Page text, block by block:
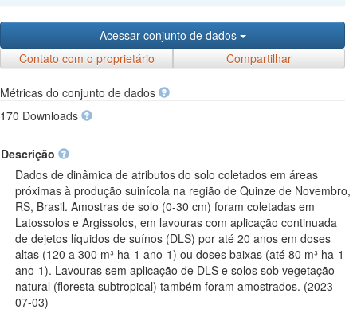
Acessar conjunto de dados
Contato com o proprietário
Compartilhar
Métricas do conjunto de dados
170 Downloads
Descrição
Dados de dinâmica de atributos do solo coletados em áreas
próximas à produção suinícola na região de Quinze de Novembro,
RS, Brasil. Amostras de solo (0-30 cm) foram coletadas em
Latossolos e Argissolos, em lavouras com aplicação continuada
de dejetos líquidos de suínos (DLS) por até 20 anos em doses
altas (120 a 300 m³ ha-1 ano-1) ou doses baixas (até 80 m³ ha-1
ano-1). Lavouras sem aplicação de DLS e solos sob vegetação
natural (floresta subtropical) também foram amostrados. (2023-
07-03)